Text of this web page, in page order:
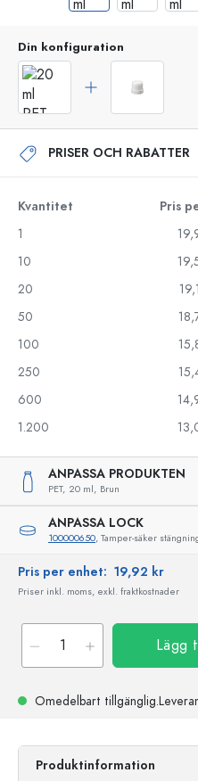
Din konfiguration
PRISER OCH RABATTER
Kvantitet Pris
1
10
20
50
100
250
600
1.200
ANPASSA PRODUKTEN
PET, 20 ml, Brun
ANPASSA LOCK
100000650, Tamper-säker
Pris per enhet: 19,92 kr
Priser inkl. moms, exkl. fraktkostnader
Lägg
Omedelbart tillgänglig.
Produktinformation